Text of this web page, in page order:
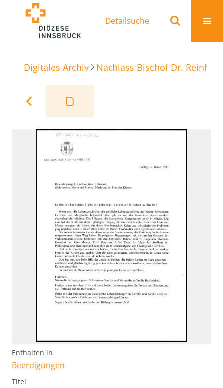
Detailsuche
Digitales Archiv Nachlass Bischof Dr.
Enthalten in
Beerdigungen
Titel